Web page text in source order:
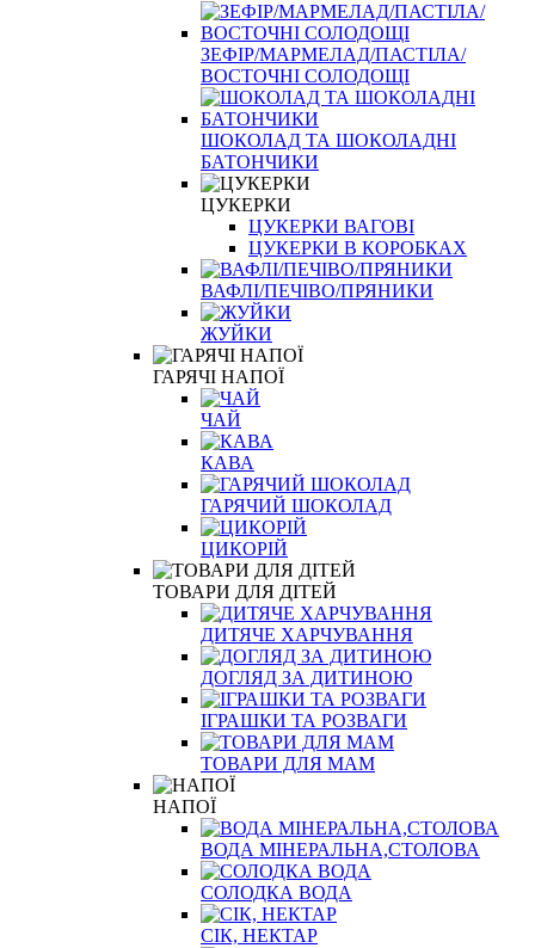
ЗЕФІР/МАРМЕЛАД/ПАСТІЛА/
ВОСТОЧНІ СОЛОДОЩІ
ШОКОЛАД ТА ШОКОЛАДНІ
БАТОНЧИКИ
ЦУКЕРКИ
ЦУКЕРКИ ВАГОВІ
ЦУКЕРКИ В КОРОБКАХ
ВАФЛІ/ПЕЧІВО/ПРЯНИКИ
ЖУЙКИ
ГАРЯЧІ НАПОЇ
ЧАЙ
КАВА
ГАРЯЧИЙ ШОКОЛАД
ЦИКОРІЙ
ТОВАРИ ДЛЯ ДІТЕЙ
ДИТЯЧЕ ХАРЧУВАННЯ
ДОГЛЯД ЗА ДИТИНОЮ
ІГРАШКИ ТА РОЗВАГИ
ТОВАРИ ДЛЯ МАМ
НАПОЇ
ВОДА МІНЕРАЛЬНА,СТОЛОВА
СОЛОДКА ВОДА
СІК, НЕКТАР